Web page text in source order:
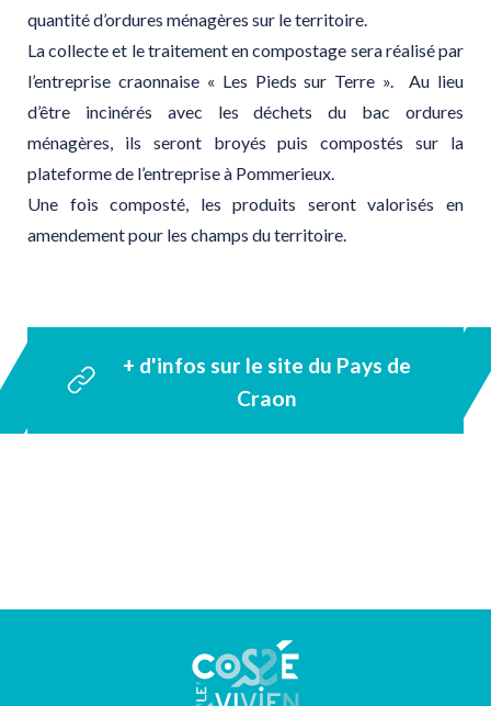
quantité d’ordures ménagères sur le territoire.
La collecte et le traitement en compostage sera réalisé par
l’entreprise craonnaise « Les Pieds sur Terre ». Au lieu
d’être incinérés avec les déchets du bac ordures
ménagères, ils seront broyés puis compostés sur la
plateforme de l’entreprise à Pommerieux.
Une fois composté, les produits seront valorisés en
amendement pour les champs du territoire.
+ d'infos sur le site du Pays de
Craon